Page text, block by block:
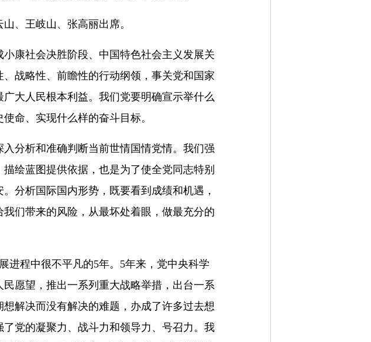
、王岐山、张高丽出席。
康社会决胜阶段、中国特色社会主义发展关
战略性、前瞻性的行动纲领，事关党和国家
大人民根本利益。我们党要明确宣示举什么
命、实现什么样的奋斗目标。
分析和准确判断当前世情国情党情。我们强
绘蓝图提供依据，也是为了使全党同志特别
分析国际国内形势，既要看到成绩和机遇，
们带来的风险，从最坏处着眼，做最充分的
进程中很不平凡的5年。5年来，党中央科学
愿望，推出一系列重大战略举措，出台一系
解决而没有解决的难题，办成了许多过去想
党的凝聚力、战斗力和领导力、号召力。我